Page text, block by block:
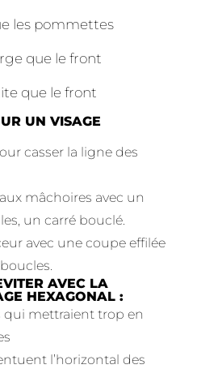
les pommettes
que le front
que le front
UN VISAGE
casser la ligne des
mâchoires avec un
un carré bouclé.
avec une coupe effilée
AVEC LA
HEXAGONAL :
qui mettraient trop en
l’horizontal des